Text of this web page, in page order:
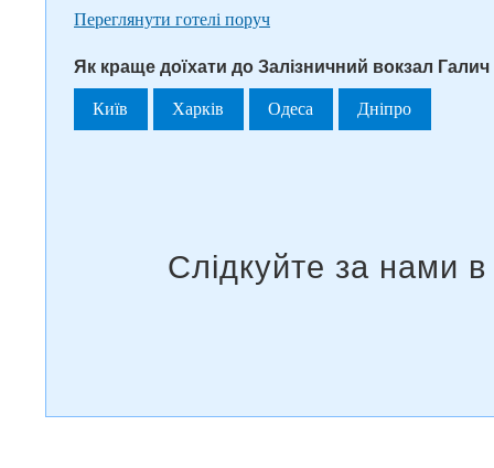
Переглянути готелі поруч
Як краще доїхати до Залізничний вокзал Галич
Київ Харків Одеса Дніпро